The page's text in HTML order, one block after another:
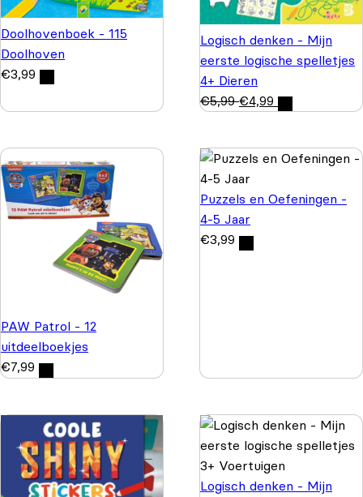
Doolhovenboek - 115
Doolhoven
€3,99
Logisch denken - Mijn
eerste logische spelletjes
4+ Dieren
€5,99 €4,99
PAW Patrol - 12
uitdeelboekjes
€7,99
Puzzels en Oefeningen -
4-5 Jaar
€3,99
Logisch denken - Mijn